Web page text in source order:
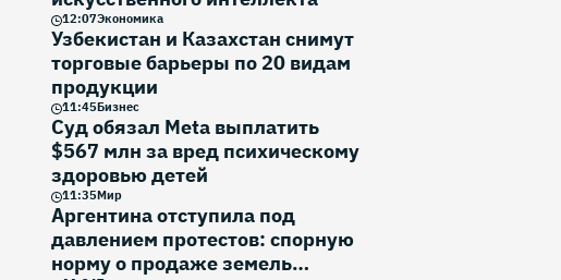
12:07Экономика
Узбекистан и Казахстан снимут
торговые барьеры по 20 видам
продукции
11:45Бизнес
Суд обязал Meta выплатить
$567 млн за вред психическому
здоровью детей
11:35Мир
Аргентина отступила под
давлением протестов: спорную
норму о продаже земель